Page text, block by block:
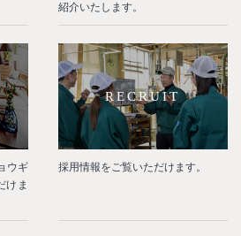
紹介いたします。
ウギ
けま
RECRUIT
採用情報をご覧いただけます。